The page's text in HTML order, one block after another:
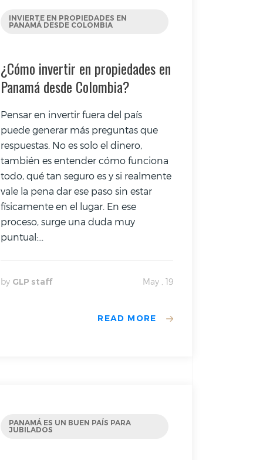
INVIERTE EN PROPIEDADES EN
PANAMÁ DESDE COLOMBIA
¿Cómo invertir en propiedades en
Panamá desde Colombia?
Pensar en invertir fuera del país
puede generar más preguntas que
respuestas. No es solo el dinero,
también es entender cómo funciona
todo, qué tan seguro es y si realmente
vale la pena dar ese paso sin estar
físicamente en el lugar. En ese
proceso, surge una duda muy
puntual:...
by GLP staff May , 19
READ MORE
PANAMÁ ES UN BUEN PAÍS PARA
JUBILADOS